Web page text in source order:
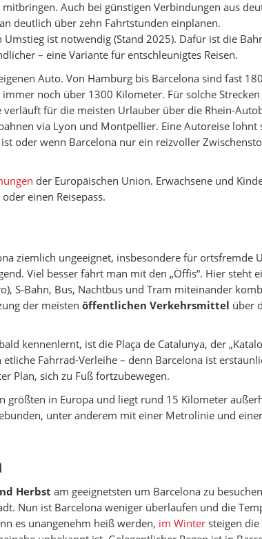
Auch bei günstigen Verbindungen aus
deutlich über zehn Fahrtstunden einplanen.
ist notwendig (Stand 2025). Dafür ist die
– eine Variante für entschleunigtes Reisen.
Auto. Von Hamburg bis Barcelona sind fast
noch über 1300 Kilometer. Für solche
verläuft für die meisten Urlauber über die Rhein-
via Lyon und Montpellier. Eine Autoreise lohnt
oder wenn Barcelona nur ein reizvoller
der Europäischen Union. Erwachsene und
einen Reisepass.
ziemlich ungeeignet, insbesondere für ortsfremde
Viel besser fährt man mit den „Öffis“. Hier steht
S-Bahn, Bus, Nachtbus und Tram miteinander
der meisten öffentlichen Verkehrsmittel über
kennenlernt, ist die Plaça de Catalunya, der
Fahrrad-Verleihe – denn Barcelona ist
Plan, sich zu Fuß fortzubewegen.
größten in Europa und liegt rund 15 Kilometer
unter anderem mit einer Metrolinie und einer
Herbst am geeignetsten um Barcelona zu
Nun ist Barcelona weniger überlaufen und die
es unangenehm heiß werden, im Winter steigen die